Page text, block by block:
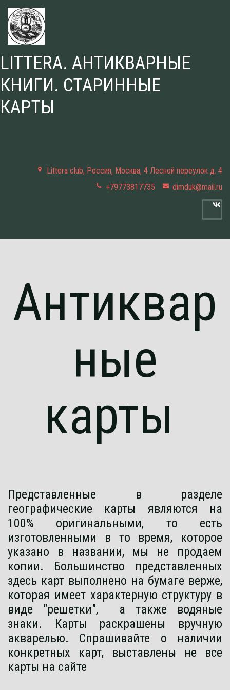
LITTERA. АНТИКВАРНЫЕ
КНИГИ. СТАРИННЫЕ
КАРТЫ
Littera club, Россия, Москва, 4 Лесной переулок д. 4
+79773817735
dimduk@mail.ru
Антиквар
ные
карты
Представленные в разделе
географические карты являются на
100% оригинальными, то есть
изготовленными в то время, которое
указано в названии, мы не продаем
копии. Большинство представленных
здесь карт выполнено на бумаге верже,
которая имеет характерную структуру в
виде "решетки", а также водяные
знаки. Карты раскрашены вручную
акварелью. Спрашивайте о наличии
конкретных карт, выставлены не все
карты на сайте